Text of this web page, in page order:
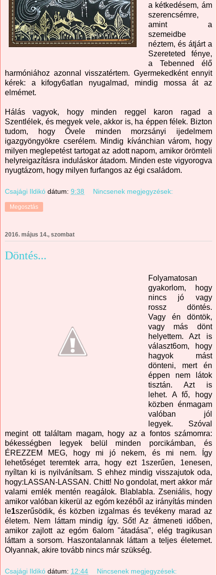
a kétkedésem, ám
szerencsémre,
amint a
szemeidbe
néztem, és átjárt a
Szereteted fénye,
a Tebenned élő
harmóniához azonnal visszatértem. Gyermekedként ennyit
kérek: a kifogy6atlan nyugalmad, mindig mossa át az
elmémet.
Hálás vagyok, hogy minden reggel karon ragad a
Szentlélek, és megyek vele, akkor is, ha éppen félek. Bizton
tudom, hogy Ővele minden morzsányi ijedelmem
igazgyöngyökre cserélem. Mindig kívánchian várom, hogy
milyen meglepetést tartogat az adott napom, amikor örömteli
helyreigazításra induláskor átadom. Minden este vigyorogva
nyugtázom, hogy milyen furfangos az égi családom.
Csajági Ildikó dátum: 9:38 Nincsenek megjegyzések:
Megosztás
2016. május 14., szombat
Döntés...
Folyamatosan
gyakorlom, hogy
nincs jó vagy
rossz döntés.
Vagy én döntök,
vagy más dönt
helyettem. Azt is
választ6om, hogy
hagyok mást
dönteni, mert én
éppen nem látok
tisztán. Azt is
lehet. A fő, hogy
közben énmagam
valóban jól
legyek. Szóval
megint ott találtam magam, hogy az a fontos számomra:
békességben legyek belül minden porcikámban, és
ÉREZZEM MEG, hogy mi jó nekem, és mi nem. Így
lehetőséget teremtek arra, hogy ezt 1szerűen, 1enesen,
nyíltan ki is nyilvánítsam. S ehhez mindig visszajutok oda,
hogy:LASSAN-LASSAN. Chitt! No gondolat, mert akkor már
valami emlék mentén reagálok. Blablabla. Zseniális, hogy
amikor valóban kikerül az egóm kezéből az irányítás minden
le1szerűsödik, és közben izgalmas és tevékeny marad az
életem. Nem láttam mindig így. Sőt! Az átmeneti időben,
amikor zajlott az egóm 6alom "átadása", elég tragikusan
láttam a sorsom. Haszontalannak láttam a teljes életemet.
Olyannak, akire tovább nincs már szükség.
Csajági Ildikó dátum: 12:44 Nincsenek megjegyzések: